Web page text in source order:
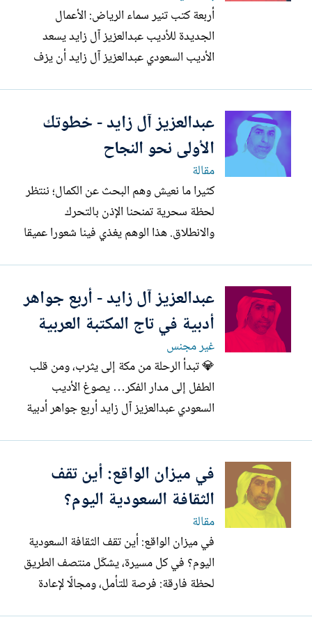
أربعة كتب تنير سماء الرياض: الأعمال
الجديدة للأديب عبدالعزيز آل زايد يسعد
الأديب السعودي عبدالعزيز آل زايد أن يزف
للنشر والتوزيع – بالتعاون مع دار ببلومانيا –
سماء معرض الرياض...
عبدالعزيز آل زايد - خطوتك
الأولى نحو النجاح
مقالة
كثيرا ما نعيش وهم البحث عن الكمال؛ ننتظر
لحظة سحرية تمنحنا الإذن بالتحرك
والانطلاق. هذا الوهم يغذي فينا شعورا عميقا
الموارد والقدرات التي نملكها موجودة بالفعل،
وأن الوفرة لا تبدأ إلا بالاعتراف بما لدينا
والبدء به الآن دون...
عبدالعزيز آل زايد - أربع جواهر
أدبية في تاج المكتبة العربية
غير مجنس
💎 تبدأ الرحلة من مكة إلى يثرب، ومن قلب
الطفل إلى مدار الفكر… يصوغ الأديب
السعودي عبدالعزيز آل زايد أربع جواهر أدبية
الفكر. هكذا يكتمل العقدُ الفريد ليتلألأ فوق
رفوف المكتبات العربية: 💎 الحنين إلى مكة
(جوهرة العشق...
في ميزان الواقع: أين تقف
الثقافة السعودية اليوم؟
مقالة
في ميزان الواقع: أين تقف الثقافة السعودية
اليوم؟ في كل مسيرة، يشكّل منتصف الطريق
لحظة فارقة: فرصة للتأمل، ومجالًا لإعادة